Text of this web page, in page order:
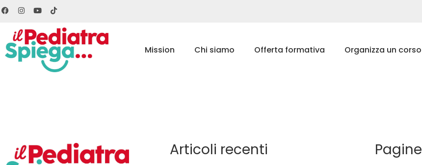
Mission Chi siamo Offerta formativa Organizza un corso
Articoli recenti Pagine